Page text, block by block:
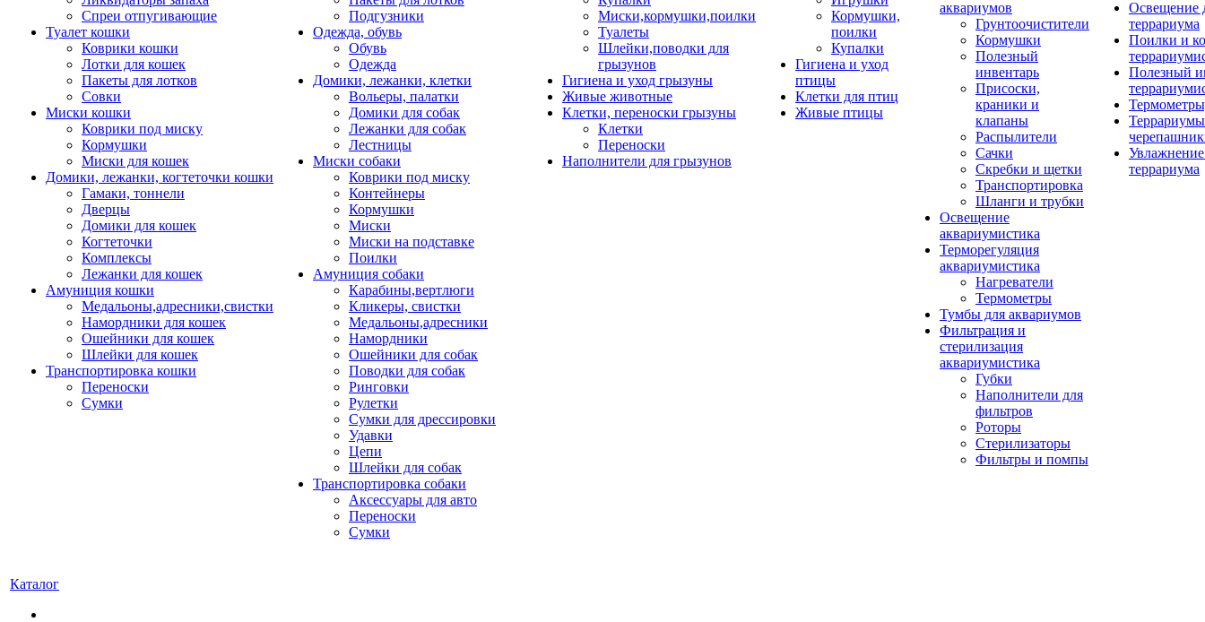
Спреи отпугивающие
Туалет кошки
Коврики кошки
Лотки для кошек
Пакеты для лотков
Совки
Миски кошки
Коврики под миску
Кормушки
Миски для кошек
Домики, лежанки, когтеточки кошки
Гамаки, тоннели
Дверцы
Домики для кошек
Когтеточки
Комплексы
Лежанки для кошек
Амуниция кошки
Медальоны,адресники,свистки
Намордники для кошек
Ошейники для кошек
Шлейки для кошек
Транспортировка кошки
Переноски
Сумки
Подгузники
Одежда, обувь
Обувь
Одежда
Домики, лежанки, клетки
Вольеры, палатки
Домики для собак
Лежанки для собак
Лестницы
Миски собаки
Коврики под миску
Контейнеры
Кормушки
Миски
Миски на подставке
Поилки
Амуниция собаки
Карабины,вертлюги
Кликеры, свистки
Медальоны,адресники
Намордники
Ошейники для собак
Поводки для собак
Ринговки
Рулетки
Сумки для дрессировки
Удавки
Цепи
Шлейки для собак
Транспортировка собаки
Аксессуары для авто
Переноски
Сумки
Миски,кормушки,поилки
Туалеты
Шлейки,поводки для
грызунов
Гигиена и уход грызуны
Живые животные
Клетки, переноски грызуны
Клетки
Переноски
Наполнители для грызунов
Кормушки,
поилки
Купалки
Гигиена и уход
птицы
Клетки для птиц
Живые птицы
аквариумов
Грунтоочистители
Кормушки
Полезный
инвентарь
Присоски,
краники и
клапаны
Распылители
Сачки
Скребки и щетки
Транспортировка
Шланги и трубки
Освещение
аквариумистика
Терморегуляция
аквариумистика
Нагреватели
Термометры
Тумбы для аквариумов
Фильтрация и
стерилизация
аквариумистика
Губки
Наполнители для
фильтров
Роторы
Стерилизаторы
Фильтры и помпы
Освещение
террариума
Поилки и
Полезный
террариума
Каталог